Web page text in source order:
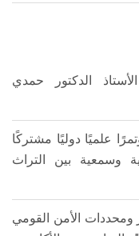
الدكتور حمدي
علميًا دوليًا مشتركًا
وسمعية بين التراث
الأمن القومي